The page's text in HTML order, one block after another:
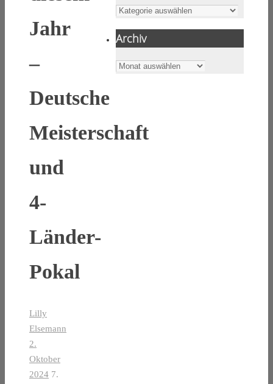
Jahr
–
Deutsche
Meisterschaft
und
4-
Länder-
Pokal
Lilly
Elsemann
2.
Oktober
2024 7.
Kategorien
Archiv
Archiv